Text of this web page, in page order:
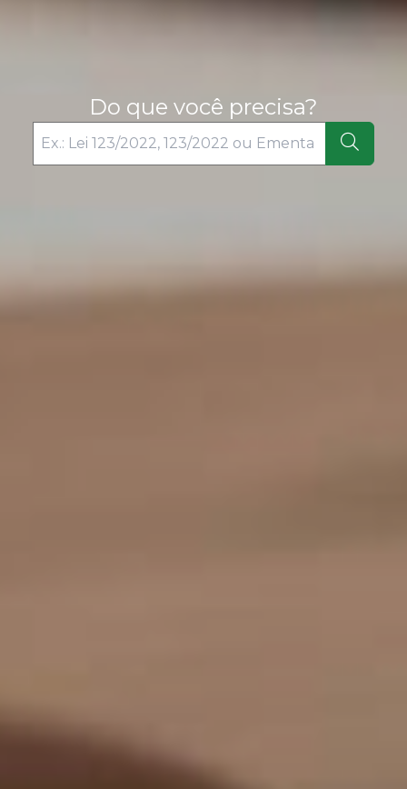
Do que você precisa?